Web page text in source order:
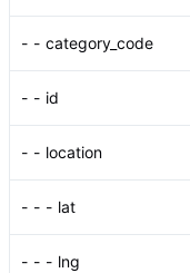
- - category_code
- - id
- - location
- - - lat
- - - lng